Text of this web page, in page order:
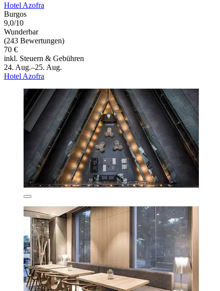
Hotel Azofra
Burgos
9,0/10
Wunderbar
(243 Bewertungen)
70 €
inkl. Steuern & Gebühren
24. Aug.–25. Aug.
Hotel Azofra